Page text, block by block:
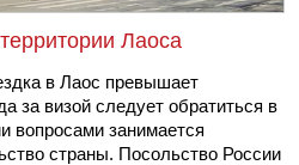
Лаоса
в Лаос превышает
за визой следует обратиться в
вопросами занимается
страны. Посольство России